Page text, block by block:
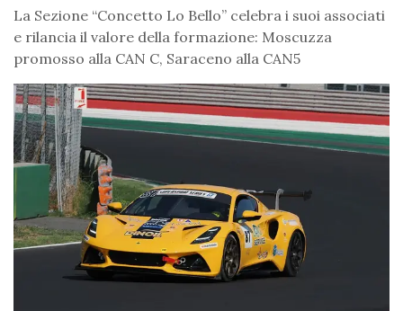
La Sezione “Concetto Lo Bello” celebra i suoi associati
e rilancia il valore della formazione: Moscuzza
promosso alla CAN C, Saraceno alla CAN5